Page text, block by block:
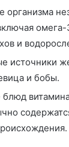
организма
и
источники
и бобы.